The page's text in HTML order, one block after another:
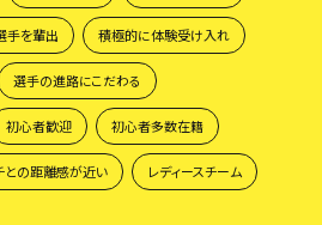
手を輩出 積極的に体験受け入れ
選手の進路にこだわる
初心者歓迎 初心者多数在籍
との距離感が近い レディースチーム